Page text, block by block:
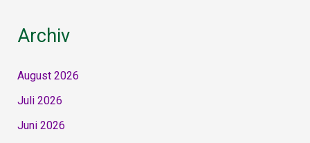
Archiv
August 2026
Juli 2026
Juni 2026